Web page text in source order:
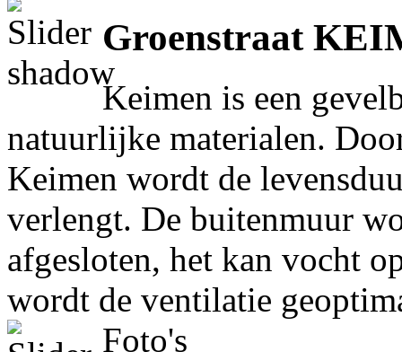
Groenstraat
Keimen is een
natuurlijke materialen.
Keimen wordt de
verlengt. De buitenmuur
afgesloten, het kan vocht
wordt de ventilatie
Foto's